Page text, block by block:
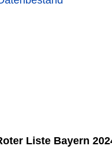
Liste Bayern